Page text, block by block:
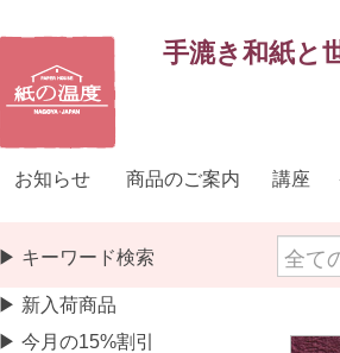
手漉き和紙と
お知らせ 商品のご案内 講座
▶ キーワード検索
▶ 新入荷商品
▶ 今月の15%割引